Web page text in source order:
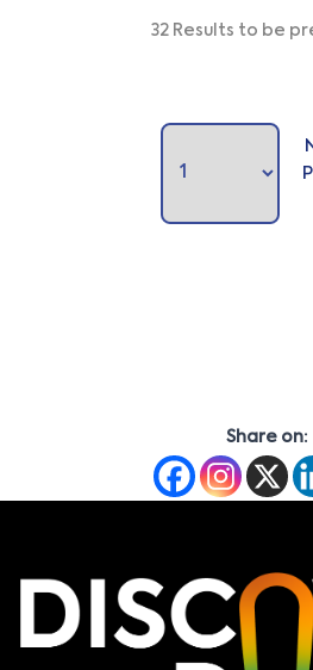
32 Results to be
Share on: